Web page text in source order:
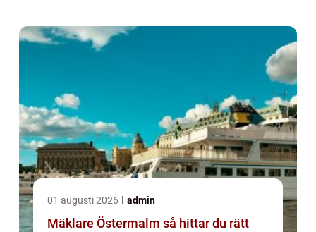
01 augusti 2026 admin
Mäklare Östermalm så hittar du rätt